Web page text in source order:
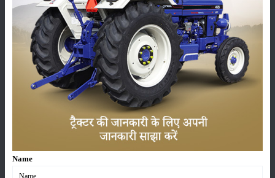
लैटेराइट मृदा केरल, मध्य प्रदेश, ओडिशा, असम, तमिलनाडु और कर्नाटक में पाई जाती
है। लैटेराइट मृदा अत्यधिक उपजाऊ नहीं होती है।
परंतु दलहन, चाय, कॉफी, रबड़, नारियल, काजू, कपास, चावल और गेहूं की खेती इस
मिट्टी में होती है। इस मिट्टी में आयरन की भरपूर मात्रा होती है। इस वजह से ईंट
तैयार करने में भी इस मृदा का इस्तेमाल किया जाता है।
Name